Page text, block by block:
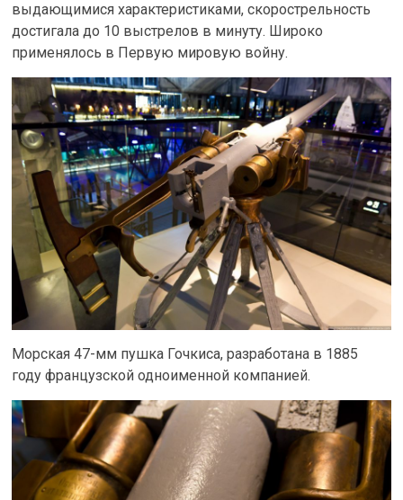
выдающимися характеристиками, скорострельность
достигала до 10 выстрелов в минуту. Широко
применялось в Первую мировую войну.
Морская 47-мм пушка Гочкиса, разработана в 1885
году французской одноименной компанией.